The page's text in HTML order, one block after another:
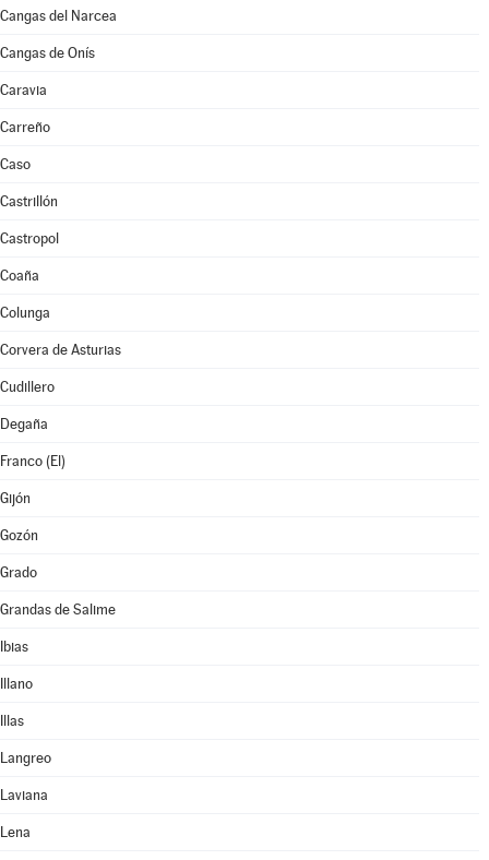
Cangas del Narcea
Cangas de Onís
Caravia
Carreño
Caso
Castrillón
Castropol
Coaña
Colunga
Corvera de Asturias
Cudillero
Degaña
Franco (El)
Gijón
Gozón
Grado
Grandas de Salime
Ibias
Illano
Illas
Langreo
Laviana
Lena